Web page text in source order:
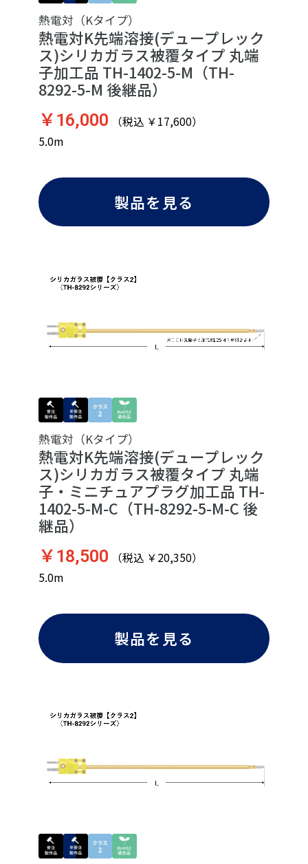
熱電対（Kタイプ）
熱電対K先端溶接(デュープレック
ス)シリカガラス被覆タイプ 丸端
子加工品 TH-1402-5-M（TH-
8292-5-M 後継品）
￥16,000 （税込 ￥17,600）
5.0m
製品を見る
熱電対（Kタイプ）
熱電対K先端溶接(デュープレック
ス)シリカガラス被覆タイプ 丸端
子・ミニチュアプラグ加工品 TH-
1402-5-M-C（TH-8292-5-M-C 後
継品）
￥18,500 （税込 ￥20,350）
5.0m
製品を見る